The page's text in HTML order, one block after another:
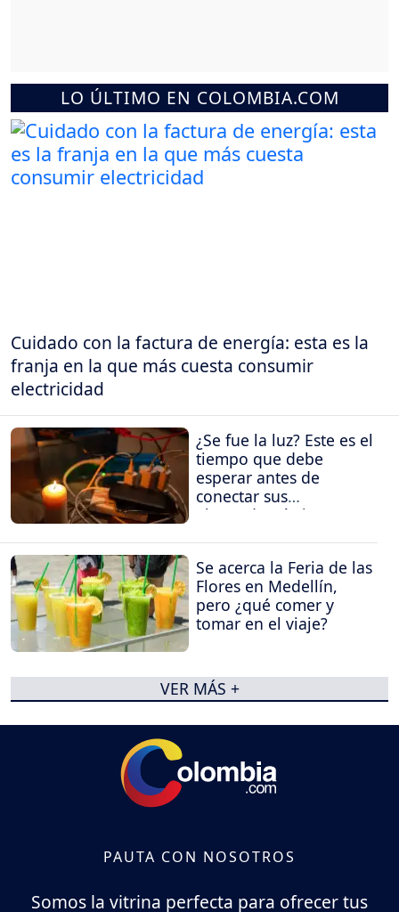
LO ÚLTIMO EN COLOMBIA.COM
Cuidado con la factura de energía: esta es la
franja en la que más cuesta consumir
electricidad
¿Se fue la luz? Este es el
tiempo que debe
esperar antes de
conectar sus
electrodomésticos
Se acerca la Feria de las
Flores en Medellín,
pero ¿qué comer y
tomar en el viaje?
VER MÁS +
PAUTA CON NOSOTROS
Somos la vitrina perfecta para ofrecer tus